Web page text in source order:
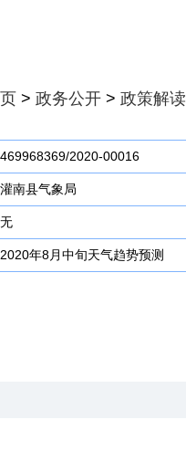
> 政务公开 > 政策解读
469968369/2020-00016
灌南县气象局
无
2020年8月中旬天气趋势预测